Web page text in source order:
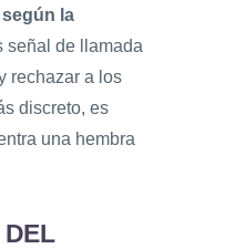
la
señal de llamada
rechazar a los
discreto, es
una hembra
DEL